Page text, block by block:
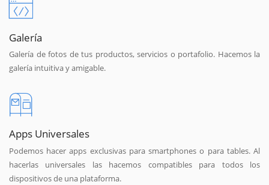
Galería
Galería de fotos de tus productos, servicios o portafolio. Hacemos la
galería intuitiva y amigable.
Apps Universales
Podemos hacer apps exclusivas para smartphones o para tables. Al
hacerlas universales las hacemos compatibles para todos los
dispositivos de una plataforma.